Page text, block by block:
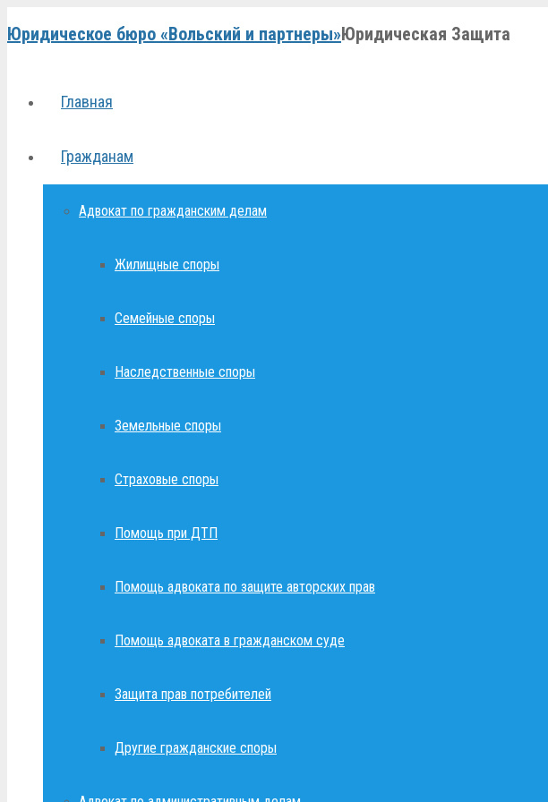
Юридическое бюро «Вольский и партнеры»Юридическая Защита
Главная
Гражданам
Адвокат по гражданским делам
Жилищные споры
Семейные споры
Наследственные споры
Земельные споры
Страховые споры
Помощь при ДТП
Помощь адвоката по защите авторских прав
Помощь адвоката в гражданском суде
Защита прав потребителей
Другие гражданские споры